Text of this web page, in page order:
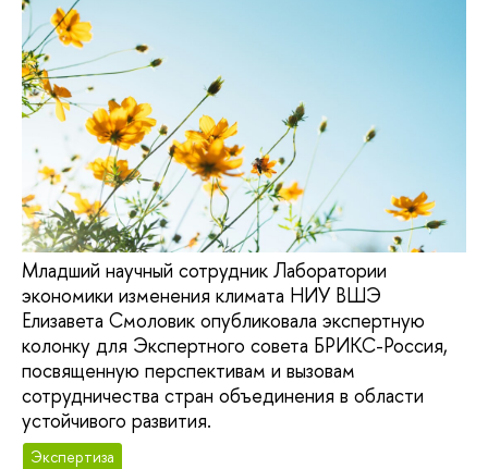
Младший научный сотрудник Лаборатории
экономики изменения климата НИУ ВШЭ
Елизавета Смоловик опубликовала экспертную
колонку для Экспертного совета БРИКС-Россия,
посвященную перспективам и вызовам
сотрудничества стран объединения в области
устойчивого развития.
Экспертиза